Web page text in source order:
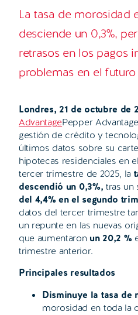
La tasa de morosidad
desciende un 0,3%,
retrasos en los pagos
problemas en el futuro
Londres, 21 de octubre de
AdvantagePepper
gestión de crédito y
últimos datos sobre su
hipotecas residenciales en
tercer trimestre de 2025, la
descendió un 0,3%, tras un
del 4,4% en el segundo
datos del tercer trimestre
un repunte en las nuevas
que aumentaron un 20,2 %
trimestre anterior.
Principales resultados
Disminuye la tasa de
morosidad en toda la